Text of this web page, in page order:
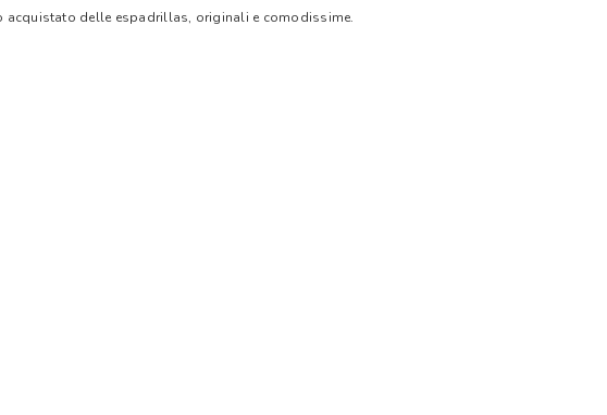
acquistato delle espadrillas, originali e comodissime.